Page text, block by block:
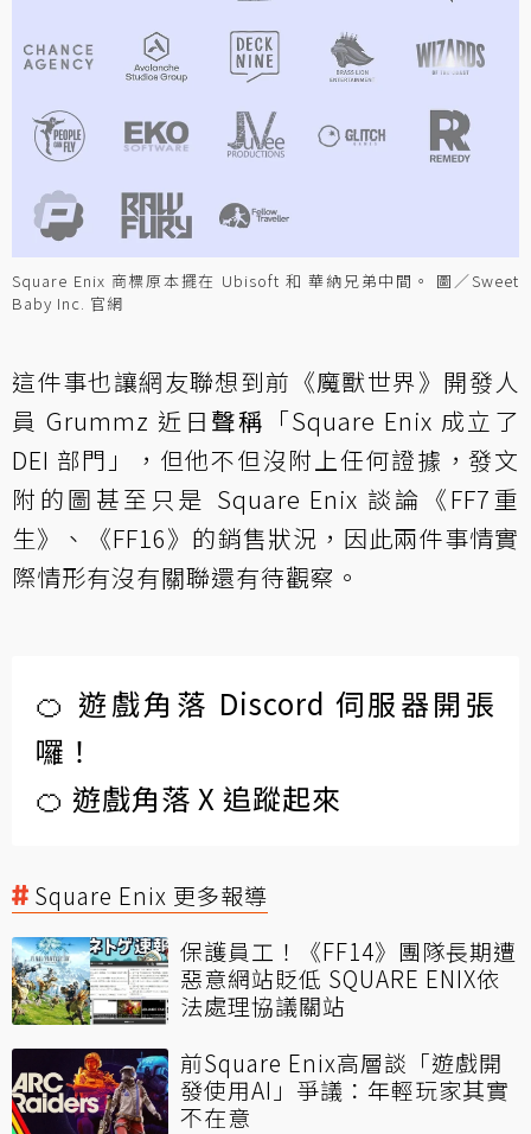
Square Enix 商標原本擺在 Ubisoft 和 華納兄弟中間。 圖／Sweet
Baby Inc. 官網
這件事也讓網友聯想到前《魔獸世界》開發人
員 Grummz 近日 聲稱 「Square Enix 成立了
DEI 部門」，但他不但沒附上任何證據，發文
附的圖甚至只是 Square Enix 談論《FF7重
生》、《FF16》的銷售狀況，因此兩件事情實
際情形有沒有關聯還有待觀察。
🍊 遊戲角落 Discord 伺服器開張
囉！
🍊 遊戲角落 X 追蹤起來
Square Enix 更多報導
保護員工！《FF14》團隊長期遭
惡意網站貶低 SQUARE ENIX依
法處理協議關站
前Square Enix高層談「遊戲開
發使用AI」爭議：年輕玩家其實
不在意